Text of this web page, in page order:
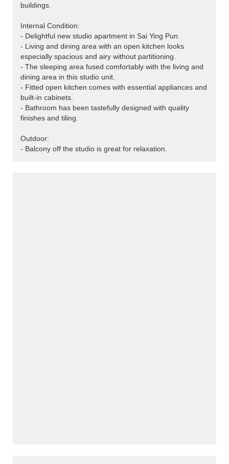
buildings.
Internal Condition:
- Delightful new studio apartment in Sai Ying Pun.
- Living and dining area with an open kitchen looks
especially spacious and airy without partitioning.
- The sleeping area fused comfortably with the living and
dining area in this studio unit.
- Fitted open kitchen comes with essential appliances and
built-in cabinets.
- Bathroom has been tastefully designed with quality
finishes and tiling.
Outdoor:
- Balcony off the studio is great for relaxation.